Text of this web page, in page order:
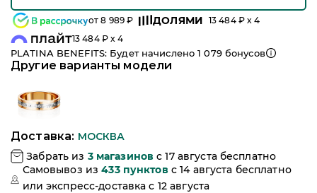
от8 989₽ ДОЛЯМИ 13 484₽ x 4
13 484₽ x 4
PLATINA BENEFITS: Будет начислено1 079 бонусов
Другие варианты модели
Доставка: МОСКВА
Забрать из 3магазинов c 17 августа бесплатно
Самовывоз из433пунктов c 14 августа бесплатно
илиэкспресс-доставка c 12 августа